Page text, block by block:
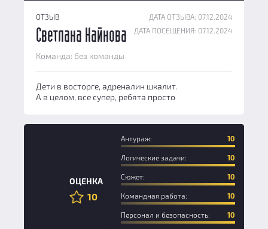
ОТЗЫВ
ДАТА ОТЗЫВА: 07.12.2024
ДАТА ПОСЕЩЕНИЯ: 07.12.2024
Светлана Кайнова
Команда: без команды
Дети в восторге, адреналин шкалит.
А в целом, все супер, ребята просто
ОЦЕНКА
10
Антураж: 10
Логические задачи: 10
Сюжет: 10
Командная работа: 10
Персонал и безопасность: 10